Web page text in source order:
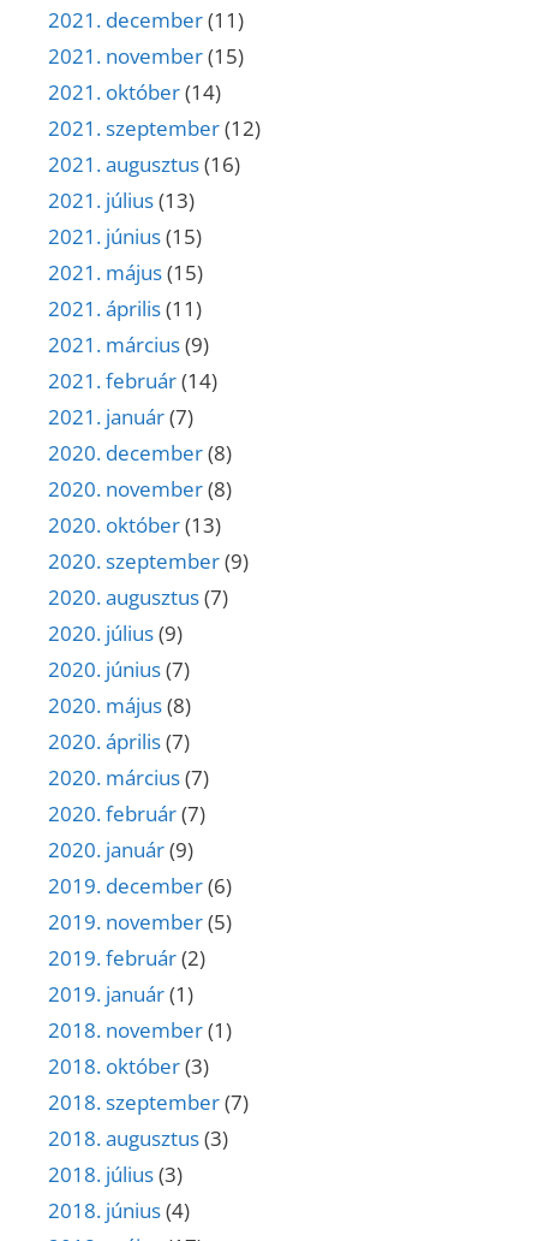
2021. december(11)
2021. november(15)
2021. október(14)
2021. szeptember(12)
2021. augusztus(16)
2021. július(13)
2021. június(15)
2021. május(15)
2021. április(11)
2021. március(9)
2021. február(14)
2021. január(7)
2020. december(8)
2020. november(8)
2020. október(13)
2020. szeptember(9)
2020. augusztus(7)
2020. július(9)
2020. június(7)
2020. május(8)
2020. április(7)
2020. március(7)
2020. február(7)
2020. január(9)
2019. december(6)
2019. november(5)
2019. február(2)
2019. január(1)
2018. november(1)
2018. október(3)
2018. szeptember(7)
2018. augusztus(3)
2018. július(3)
2018. június(4)